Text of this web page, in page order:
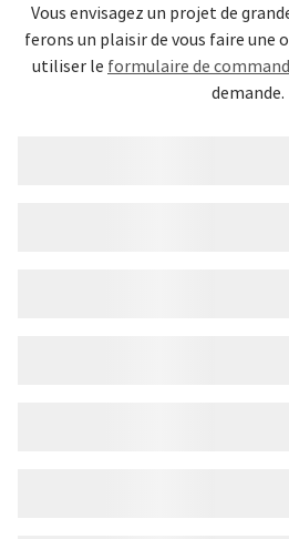
Vous envisagez un projet de
ferons un plaisir de vous faire une
utiliser le formulaire de
demande.